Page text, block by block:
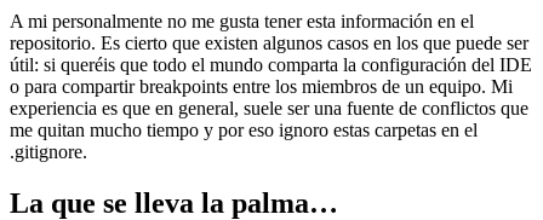
A mi personalmente no me gusta tener esta información en el
repositorio. Es cierto que existen algunos casos en los que puede ser
útil: si queréis que todo el mundo comparta la configuración del IDE
o para compartir breakpoints entre los miembros de un equipo. Mi
experiencia es que en general, suele ser una fuente de conflictos que
me quitan mucho tiempo y por eso ignoro estas carpetas en el
.gitignore.
La que se lleva la palma…